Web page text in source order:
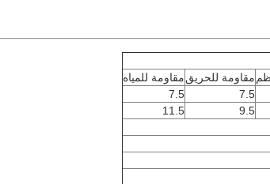
مقاومة للحريقمقاومة للمياه
7.5
7.5
9.5
11.5